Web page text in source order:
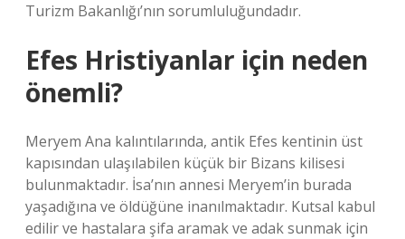
Turizm Bakanlığı’nın sorumluluğundadır.
Efes Hristiyanlar için neden
önemli?
Meryem Ana kalıntılarında, antik Efes kentinin üst
kapısından ulaşılabilen küçük bir Bizans kilisesi
bulunmaktadır. İsa’nın annesi Meryem’in burada
yaşadığına ve öldüğüne inanılmaktadır. Kutsal kabul
edilir ve hastalara şifa aramak ve adak sunmak için